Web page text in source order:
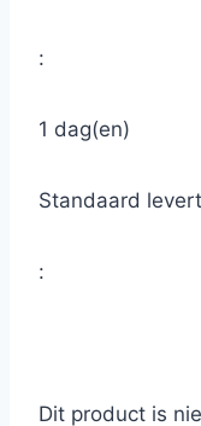
:
1 dag(en)
Standaard
:
Dit product is